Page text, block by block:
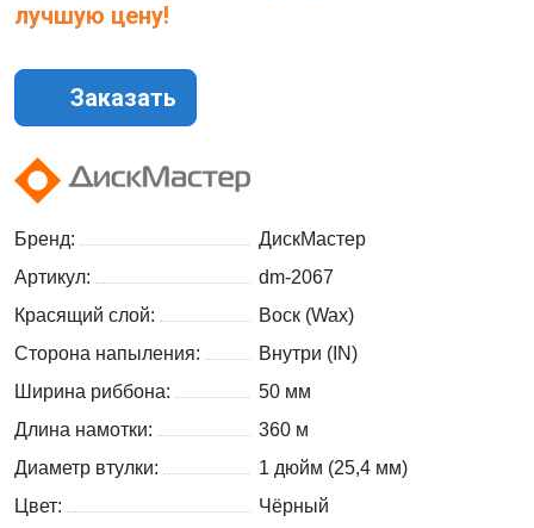
лучшую цену!
Заказать
Бренд:
ДискМастер
Артикул:
dm-2067
Красящий слой:
Воск (Wax)
Сторона напыления:
Внутри (IN)
Ширина риббона:
50 мм
Длина намотки:
360 м
Диаметр втулки:
1 дюйм (25,4 мм)
Цвет:
Чёрный